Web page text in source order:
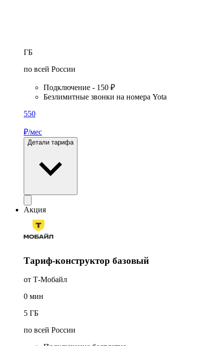
ГБ
по всей России
Подключение - 150 ₽
Безлимитные звонки на номера Yota
550
₽/мес
Детали тарифа
Акция
Тариф-конструктор базовый
от Т-Мобайл
0 мин
5 ГБ
по всей России